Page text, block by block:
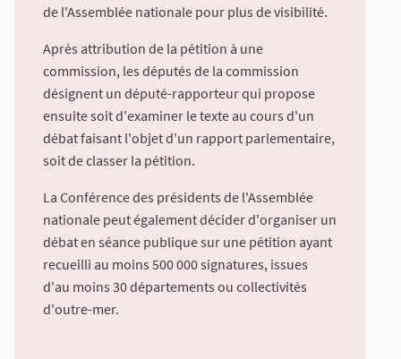
de l'Assemblée nationale pour plus de visibilité.
Après attribution de la pétition à une
commission, les députés de la commission
désignent un député-rapporteur qui propose
ensuite soit d'examiner le texte au cours d'un
débat faisant l'objet d'un rapport parlementaire,
soit de classer la pétition.
La Conférence des présidents de l'Assemblée
nationale peut également décider d'organiser un
débat en séance publique sur une pétition ayant
recueilli au moins 500 000 signatures, issues
d'au moins 30 départements ou collectivités
d'outre-mer.